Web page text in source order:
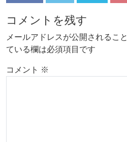
コメントを残す
メールアドレスが公開されるこ
ている欄は必須項目です
コメント ※